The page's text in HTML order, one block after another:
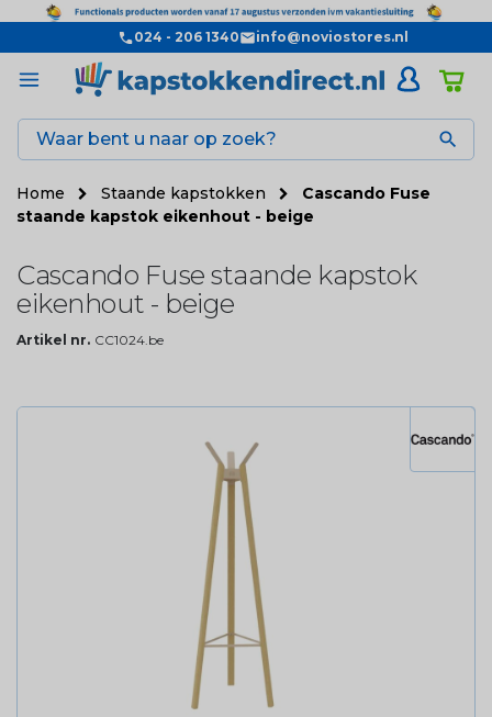
024 - 206 1340 info@noviostores.nl

Home Staande kapstokken
Cascando Fuse
staande kapstok eikenhout - beige
Cascando Fuse staande kapstok
eikenhout - beige
Artikel nr. CC1024.be